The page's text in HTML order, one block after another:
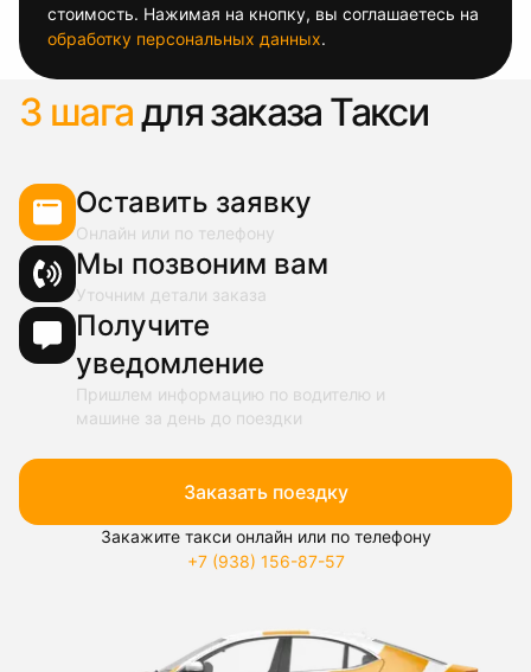
стоимость. Нажимая на кнопку, вы соглашаетесь на
обработку персональных данных.
3 шагадля заказа Такси
Оставить заявку
Онлайн или по телефону
Мы позвоним вам
Уточним детали заказа
Получите
уведомление
Пришлем информацию по водителю и
машине за день до поездки
Заказать поездку
Закажите такси онлайн или по телефону
+7 (938) 156-87-57